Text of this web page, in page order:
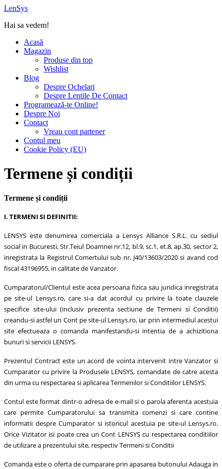
Sari
conținut
LenSys
Hai sa vedem!
Acasă
Magazin
Produse din top
Wishlist
Blog
Despre Ochelari
Despre Lentile De Contact
Programează-te Online!
Despre Noi
Contact
Vreau cont partener
Contul meu
Cookie Policy (EU)
Termene și condiții
Termene și condiții
I. TERMENI SI DEFINITII:
LENSYS este denumirea comerciala a Lensys Alliance S.R.L. cu sediul
social in Bucuresti, Str.Teiul Doamnei nr.12, bl.9, sc.1, et.8, ap.30, sector 2,
inregistrata la Registrul Comertului sub nr. J40/13603/2020 si avand cod
fiscal 43196955, in calitate de Vanzator.
Cumparatorul/Clientul este acea persoana fizica sau juridica inregistrata
pe site-ul Lensys.ro, care si-a dat acordul cu privire la toate clauzele
specifice site-ului (inclusiv prezenta sectiune de Termeni si Conditii)
creandu-si astfel un Cont pe site-ul Lensys.ro, iar prin intermediul acestui
site efectueaza o comanda manifestandu-si intentia de a achizitiona
bunuri si servicii LENSYS.
Prezentul Contract este un acord de vointa intervenit intre Vanzator si
Cumparator cu privire la Produsele LENSYS, comandate de catre acesta
din urma cu respectarea si aplicarea Termenilor si Conditiilor LENSYS.
Contul este format dintr-o adresa de e-mail si o parola aferenta acestuia
care permite Cumparatorului sa transmita comenzi si care contine
informatii despre Cumparator si istoricul acestuia pe site-ul Lensys.ro.
Orice Vizitator isi poate crea un Cont LENSYS cu respectarea conditiilor
de utilizare a prezentului site, respectiv Termeni si Conditii
Comanda este o oferta de cumparare prin apasarea butonului Adauga in